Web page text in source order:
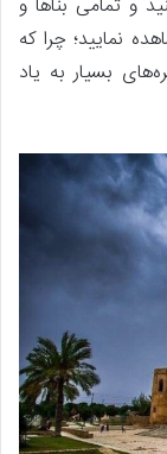
نمایید؛ چرا که
بسیار به یاد